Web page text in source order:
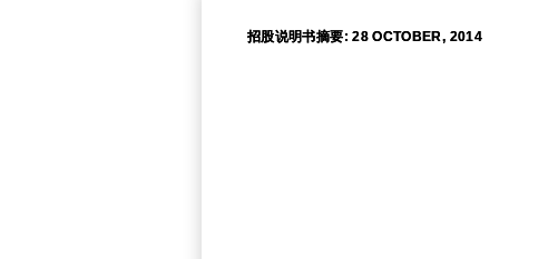
招股说明书摘要: 28 OCTOBER, 2014